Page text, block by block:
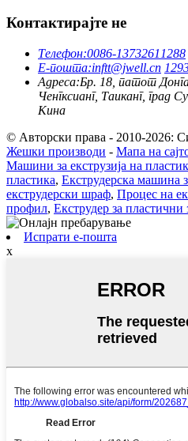
Контактирајте не
Телефон:0086-13732611288
Е-пошта:inftt@jwell.cn
Адреса:Бр. 18, патот
Ченгксианг, Таиканг, град
Кина
© Авторски права - 2010-2026:
Жешки производи - Мапа на
Машини за екструзија на
пластика, Екструдерска машина
екструдерски шраф, Процес на
профил, Екструдер за пластични
Испрати е-пошта
x